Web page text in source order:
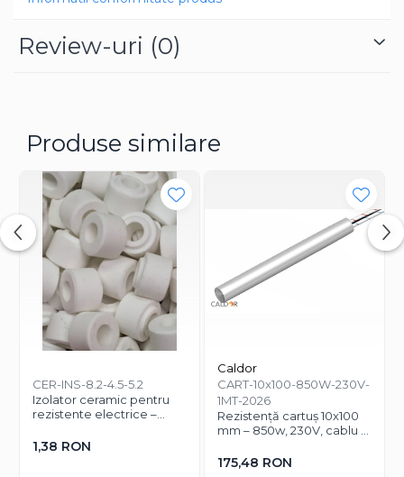
Review-uri (0)
Produse similare
CER-INS-8.2-4.5-5.2
Izolator ceramic pentru
rezistente electrice –
mm interior / lungime 5.2
mm
1,38 RON
Caldor
CART-10x100-850W-230V-
1MT-2026
Rezistență cartuș 10x100
mm – 850w, 230V, cablu 1
175,48 RON